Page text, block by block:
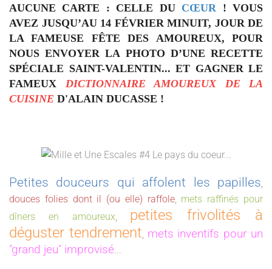
AUCUNE CARTE : CELLE DU CŒUR ! VOUS
AVEZ JUSQU’AU 14 FÉVRIER MINUIT, JOUR DE
LA FAMEUSE FÊTE DES AMOUREUX, POUR
NOUS ENVOYER LA PHOTO D’UNE RECETTE
SPÉCIALE SAINT-VALENTIN... ET GAGNER LE
FAMEUX DICTIONNAIRE AMOUREUX DE LA
CUISINE D'ALAIN DUCASSE !
Petites douceurs qui affolent les papilles
douces folies dont il (ou elle) raffole, mets raffinés pour
dîners en amoureux
petites frivolités à
déguster tendrement mets inventifs pour un
"grand jeu" improvisé